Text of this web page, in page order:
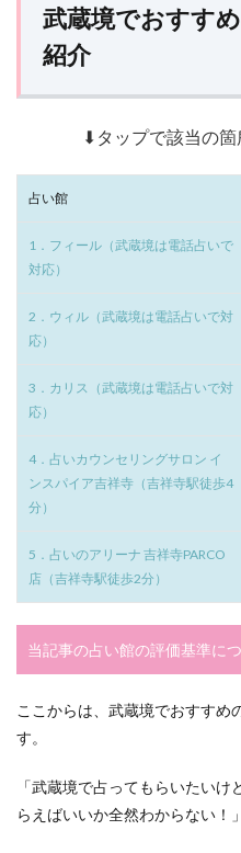
武蔵境でおすす
紹介
⬇タップで該当の
占い館
1．フィール（武蔵境は電話占いで
対応）
2．ウィル（武蔵境は電話占いで対
応）
3．カリス（武蔵境は電話占いで対
応）
4．占いカウンセリングサロン イ
ンスパイア吉祥寺（吉祥寺駅徒歩4
分）
5．占いのアリーナ 吉祥寺PARCO
店（吉祥寺駅徒歩2分）
当記事の占い館の評価基準に
ここからは、武蔵境でおすすめ
す。
「武蔵境で占ってもらいたい
らえばいいか全然わからない！」